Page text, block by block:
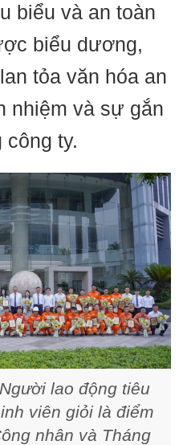
biểu và an toàn
biểu dương,
tỏa văn hóa an
nhiệm và sự gắn
công ty.
lao động tiêu
viên giỏi là điểm
nhân và Tháng